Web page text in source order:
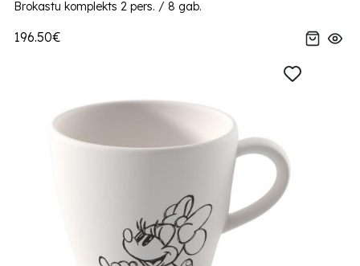
Brokastu komplekts 2 pers. / 8 gab.
196.50€